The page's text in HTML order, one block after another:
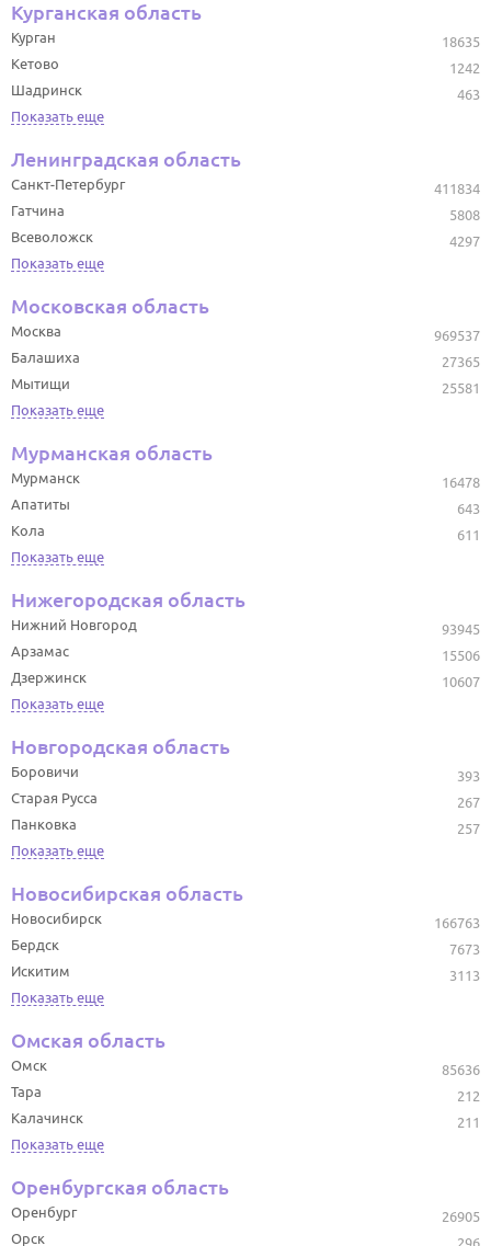
Курганская область
18635
Курган
1242
Кетово
463
Шадринск
Показать еще
Ленинградская область
411834
Санкт-Петербург
5808
Гатчина
4297
Всеволожск
Показать еще
Московская область
969537
Москва
27365
Балашиха
25581
Мытищи
Показать еще
Мурманская область
16478
Мурманск
643
Апатиты
611
Кола
Показать еще
Нижегородская область
93945
Нижний Новгород
15506
Арзамас
10607
Дзержинск
Показать еще
Новгородская область
393
Боровичи
267
Старая Русса
257
Панковка
Показать еще
Новосибирская область
166763
Новосибирск
7673
Бердск
3113
Искитим
Показать еще
Омская область
85636
Омск
212
Тара
211
Калачинск
Показать еще
Оренбургская область
26905
Оренбург
296
Орск